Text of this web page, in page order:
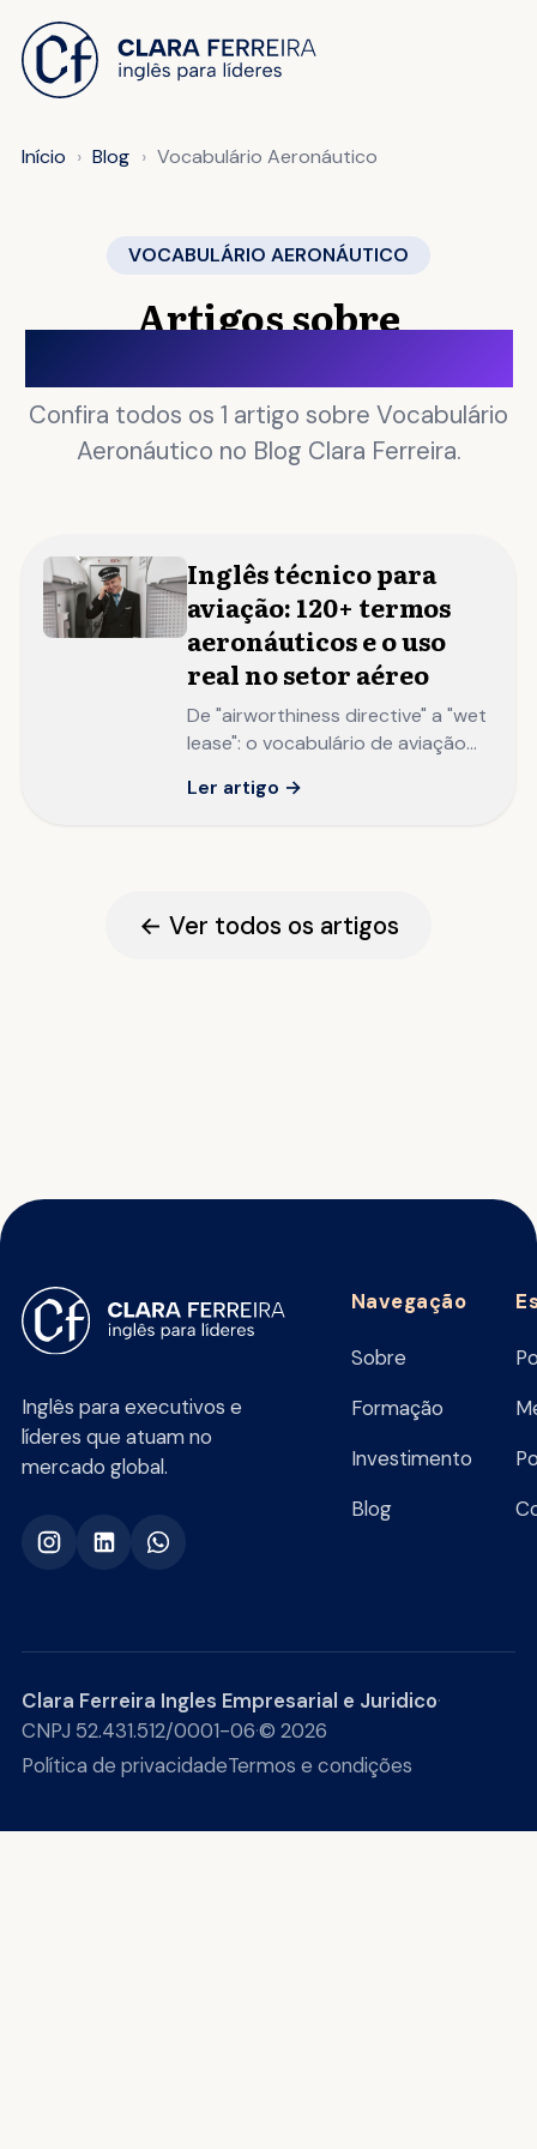
Início Blog Vocabulário Aeronáutico
VOCABULÁRIO AERONÁUTICO
Artigos sobre
Confira todos os 1 artigo sobre Vocabulário
Aeronáutico no Blog Clara Ferreira.
Inglês técnico para
aviação: 120+ termos
aeronáuticos e o uso
real no setor aéreo
De "airworthiness directive" a "wet
lease": o vocabulário de aviação
setor aéreo precisam dominar
Ler artigo →
← Ver todos os artigos
Inglês para executivos e
líderes que atuam no
mercado global.
Navegação
Sobre
Formação
Investimento
Blog
Clara Ferreira Ingles Empresarial e Juridico·
CNPJ 52.431.512/0001-06·© 2026
Política de privacidadeTermos e condições